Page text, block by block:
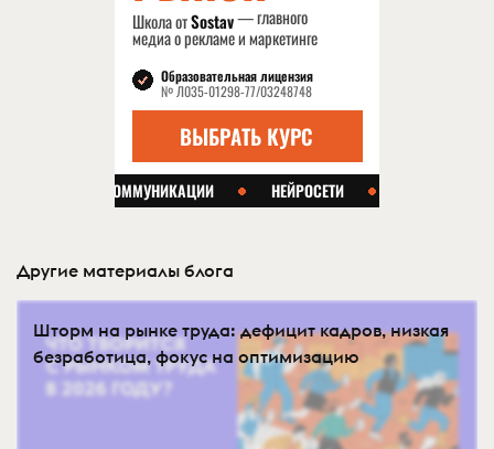
Другие материалы блога
Шторм на рынке труда: дефицит кадров, низкая
безработица, фокус на оптимизацию